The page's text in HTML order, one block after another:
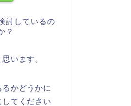
討しているの
？
います。
かどうかに
てください